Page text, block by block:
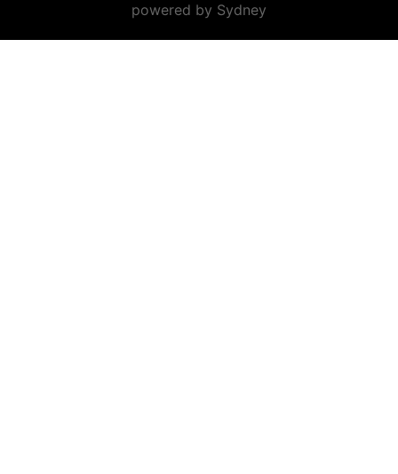
powered by Sydney